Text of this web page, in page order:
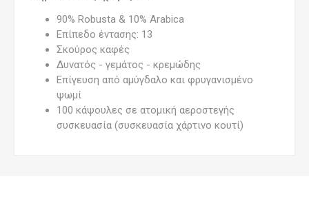
90% Robusta & 10% Arabica
Επίπεδο έντασης: 13
Σκούρος καφές
Δυνατός - γεμάτος - κρεμώδης
Επίγευση από αμύγδαλο και φρυγανισμένο
ψωμί
100 κάψουλες σε ατομική αεροστεγής
συσκευασία (συσκευασία χάρτινο κουτί)